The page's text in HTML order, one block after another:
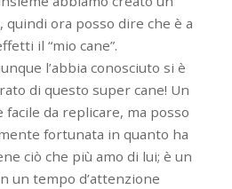
ora posso dire che è a
il “mio cane”.
l’abbia conosciuto si è
di questo super cane! Un
da replicare, ma posso
fortunata in quanto ha
ciò che più amo di lui; è un
un tempo d’attenzione